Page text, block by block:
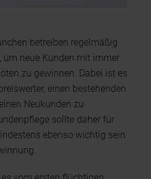
betreiben regelmäßig
um neue Kunden mit immer
zu gewinnen. Dabei ist es
einen bestehenden
Neukunden zu
sollte daher für
ebenso wichtig sein